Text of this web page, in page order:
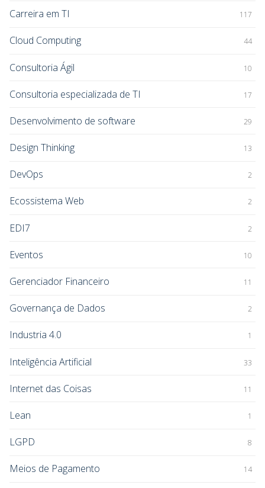
Carreira em TI 117
Cloud Computing 44
Consultoria Ágil 10
Consultoria especializada de TI 17
Desenvolvimento de software 29
Design Thinking 13
DevOps 2
Ecossistema Web 2
EDI7 2
Eventos 10
Gerenciador Financeiro 11
Governança de Dados 2
Industria 4.0 1
Inteligência Artificial 33
Internet das Coisas 11
Lean 1
LGPD 8
Meios de Pagamento 14